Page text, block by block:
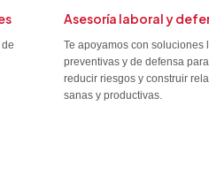
Asesoría laboral y
Te apoyamos con soluciones
preventivas y de defensa
reducir riesgos y construir
sanas y productivas.